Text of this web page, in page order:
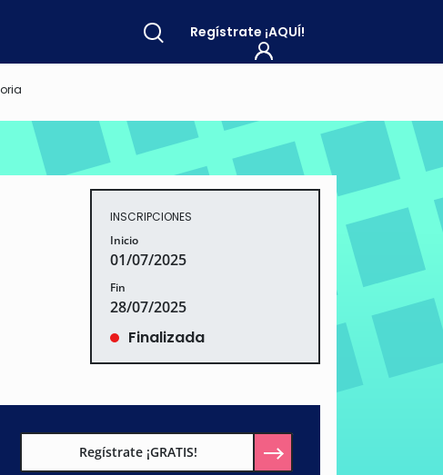
Regístrate ¡AQUÍ!
INSCRIPCIONES
Inicio
01/07/2025
Fin
28/07/2025
Finalizada
Regístrate ¡GRATIS!